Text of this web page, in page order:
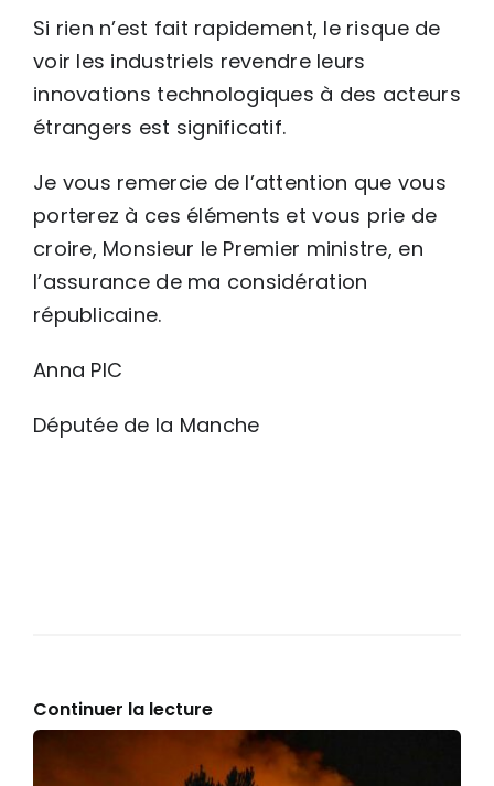
Si rien n’est fait rapidement, le risque de
voir les industriels revendre leurs
innovations technologiques à des acteurs
étrangers est significatif.
Je vous remercie de l’attention que vous
porterez à ces éléments et vous prie de
croire, Monsieur le Premier ministre, en
l’assurance de ma considération
républicaine.
Anna PIC
Députée de la Manche
Continuer la lecture